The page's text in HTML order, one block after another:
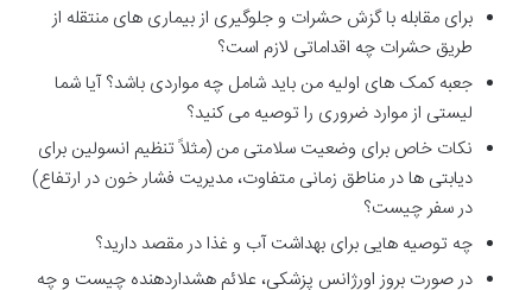
برای مقابله با گزش حشرات و جلوگیری از بیماری های منتقله از
طریق حشرات چه اقداماتی لازم است؟
جعبه کمک های اولیه من باید شامل چه مواردی باشد؟ آیا شما
لیستی از موارد ضروری را توصیه می کنید؟
نکات خاص برای وضعیت سلامتی من (مثلاً تنظیم انسولین برای
دیابتی ها در مناطق زمانی متفاوت، مدیریت فشار خون در ارتفاع)
در سفر چیست؟
چه توصیه هایی برای بهداشت آب و غذا در مقصد دارید؟
در صورت بروز اورژانس پزشکی، علائم هشداردهنده چیست و چه